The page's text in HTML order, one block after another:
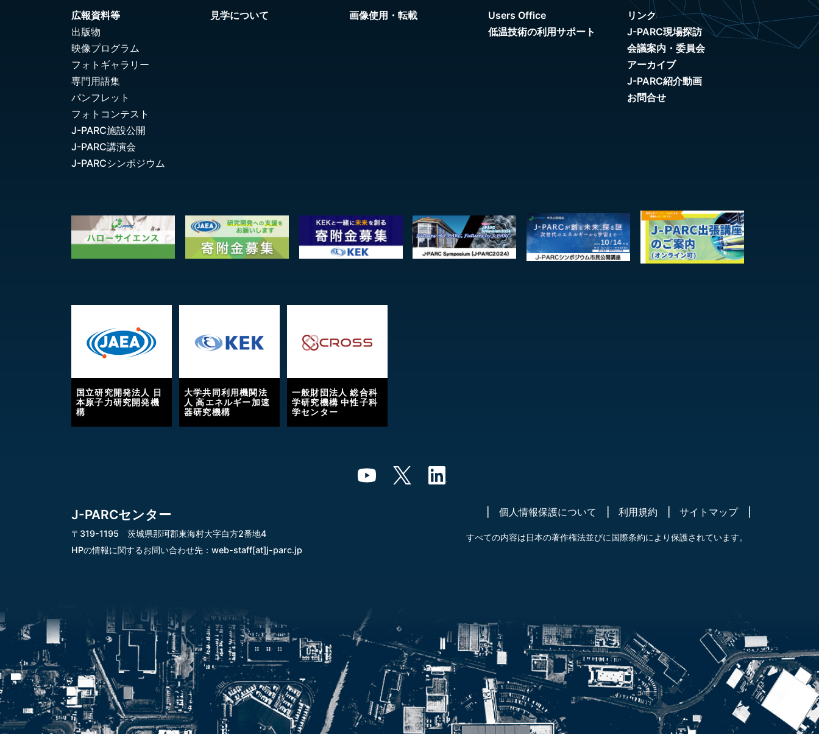
広報資料等
出版物
映像プログラム
フォトギャラリー
専門用語集
パンフレット
フォトコンテスト
J-PARC施設公開
J-PARC講演会
J-PARCシンポジウム
見学について 画像使用・転載
Users Office
低温技術の利用サポート
リンク
J-PARC現場探訪
会議案内・委員会
アーカイブ
J-PARC紹介動画
お問合せ
国立研究開発法人 日
本原子力研究開発機
構
大学共同利用機関法
人 高エネルギー加速
器研究機構
一般財団法人 総合科
学研究機構 中性子科
学センター
J-PARCセンター
〒319-1195 茨城県那珂郡東海村大字白方2番地4
HPの情報に関するお問い合わせ先： web-staff[at]j-parc.jp
個人情報保護について 利用規約 サイトマップ
すべての内容は日本の著作権法並びに国際条約により保護されています。